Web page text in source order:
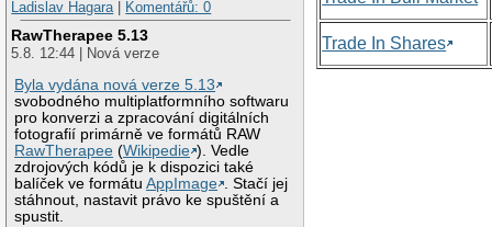
Ladislav Hagara
Komentářů: 0
RawTherapee 5.13
5.8. 12:44 | Nová verze
Byla vydána nová verze 5.13
svobodného multiplatformního softwaru
pro konverzi a zpracování digitálních
fotografií primárně ve formátů RAW
RawTherapee (Wikipedie ). Vedle
zdrojových kódů je k dispozici také
balíček ve formátuAppImage . Stačí jej
stáhnout, nastavit právo ke spuštění a
spustit.
Trade In Shares